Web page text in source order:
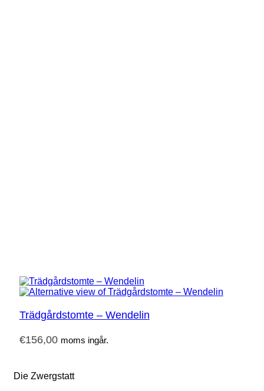
Trädgårdstomte – Wendelin
€156,00 moms ingår.
Die Zwergstatt